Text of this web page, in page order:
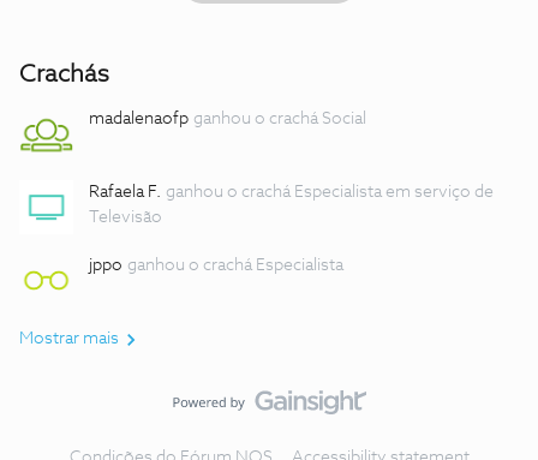
Crachás
madalenaofp ganhou o crachá Social
Rafaela F. ganhou o crachá Especialista em serviço de
Televisão
jppo ganhou o crachá Especialista
Mostrar mais